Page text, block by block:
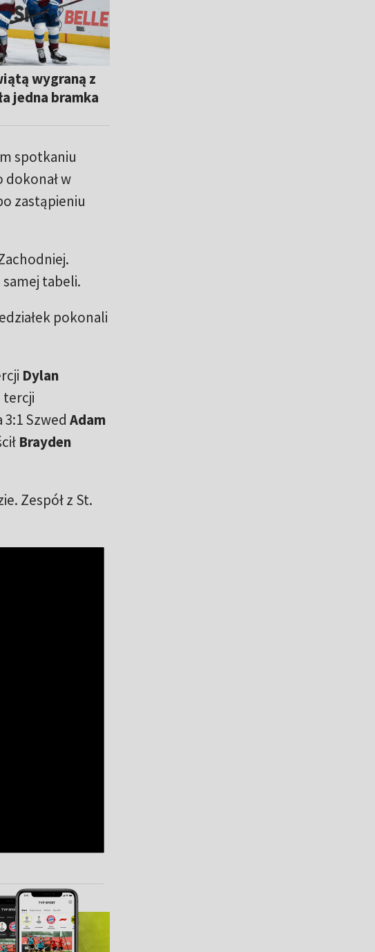
wygraną z
jedna bramka
spotkaniu
w
zastąpieniu
tabeli.
pokonali
Dylan
tercji
3:1 Szwed Adam
Brayden
Zespół z St.